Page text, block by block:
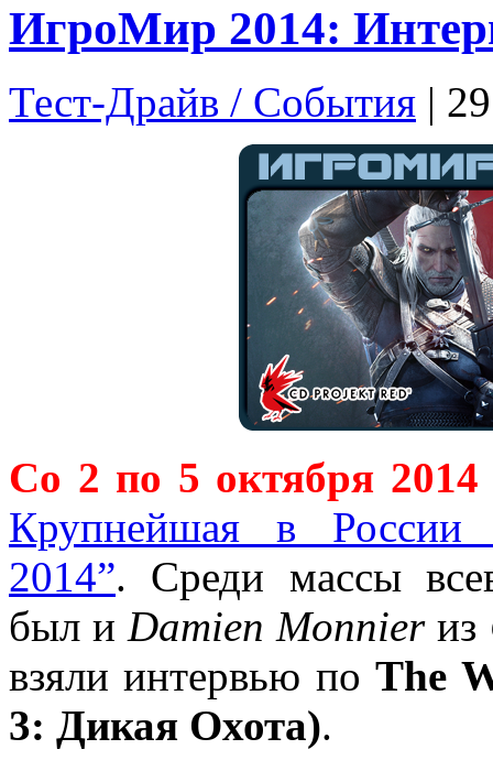
ИгроМир 2014:
Тест-Драйв / Cобытия |
Cо 2 по 5 октября 2014
Крупнейшая в России
2014”. Среди массы
был и Damien Monnierиз
взяли интервью поThe
3: Дикая Охота).